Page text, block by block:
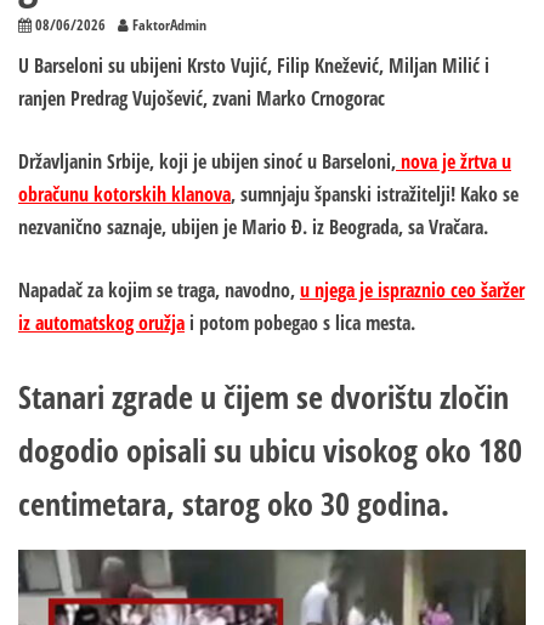
08/06/2026 FaktorAdmin
U Barseloni su ubijeni Krsto Vujić, Filip Knežević, Miljan Milić i
ranjen Predrag Vujošević, zvani Marko Crnogorac
Državljanin Srbije, koji je ubijen sinoć u Barseloni,nova je žrtva u
obračunu kotorskih klanova, sumnjaju španski istražitelji! Kako se
nezvanično saznaje, ubijen je Mario Đ. iz Beograda, sa Vračara.
Napadač za kojim se traga, navodno,u njega je ispraznio ceo šaržer
iz automatskog oružja i potom pobegao s lica mesta.
Stanari zgrade u čijem se dvorištu zločin
dogodio opisali su ubicu visokog oko 180
centimetara, starog oko 30 godina.